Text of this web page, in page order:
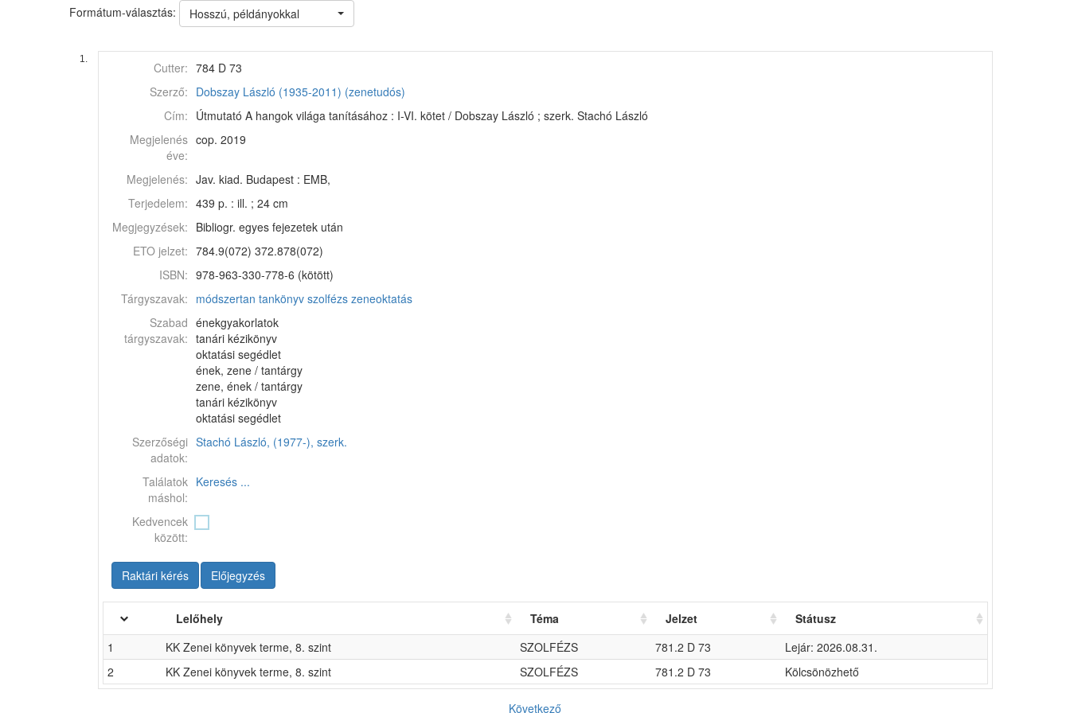
Formátum-választás: Hosszú, példányokkal
1.
Cutter: 784 D 73
Szerző: Dobszay László (1935-2011) (zenetudós)
Cím: Útmutató A hangok világa tanításához : I-VI. kötet / Dobszay László ; szerk. Stachó László
Megjelenés
éve:
cop. 2019
Megjelenés: Jav. kiad. Budapest : EMB,
Terjedelem: 439 p. : ill. ; 24 cm
Megjegyzések: Bibliogr. egyes fejezetek után
ETO jelzet: 784.9(072) 372.878(072)
ISBN: 978-963-330-778-6 (kötött)
Tárgyszavak: módszertan tankönyv szolfézs zeneoktatás
Szabad
tárgyszavak:
énekgyakorlatok
tanári kézikönyv
oktatási segédlet
ének, zene / tantárgy
zene, ének / tantárgy
tanári kézikönyv
oktatási segédlet
Szerzőségi
adatok:
Stachó László, (1977-), szerk.
Találatok
máshol:
Keresés ...
Kedvencek
között:
Raktári kérés Előjegyzés
Lelőhely Téma Jelzet
Státusz
1
KK Zenei könyvek terme, 8. szint SZOLFÉZS 781.2 D 73
Lejár: 2026.08.31.
2
KK Zenei könyvek terme, 8. szint SZOLFÉZS 781.2 D 73 Kölcsönözhető
Következő